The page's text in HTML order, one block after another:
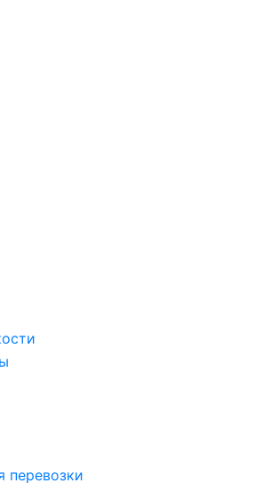
перевозки